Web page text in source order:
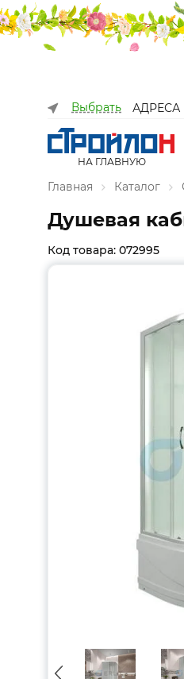
Выбрать
НА ГЛАВНУЮ
Главная Каталог
Душевая
Код товара: 072995